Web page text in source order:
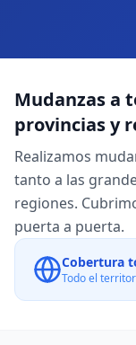
Mudanzas a
provincias y
Realizamos
tanto a las
regiones.
puerta a puerta.
Cobertura
Todo el